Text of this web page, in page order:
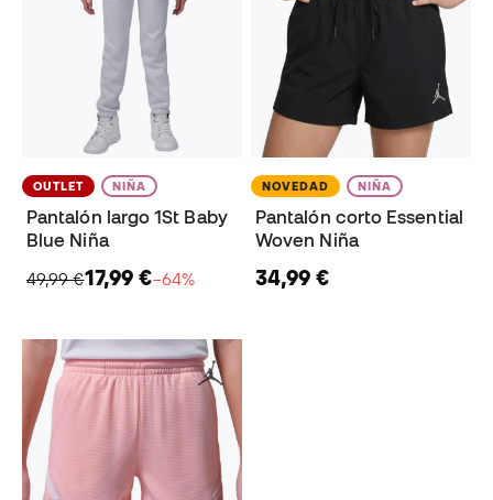
OUTLET NIÑA
Pantalón largo 1St Baby
Blue Niña
49,99 €17,99 €−64%
NOVEDAD NIÑA
Pantalón corto Essential
Woven Niña
34,99 €